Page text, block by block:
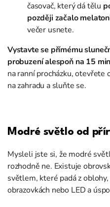
časovač, který dá tělu
později začalo
večer usnete.
Vystavte se přímému
probuzení alespoň na 15
na ranní procházku, otevřete
na zahradu a sluňte se.
Modré světlo od
Mysleli jste si, že modré
rozhodně ne. Existuje
světlem, které padá z
obrazovkách nebo LED a